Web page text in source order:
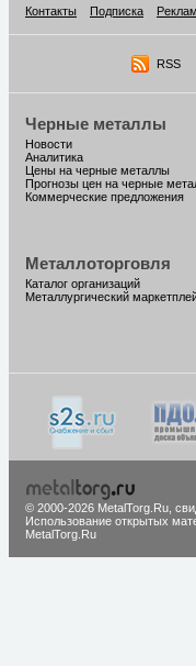
Контакты
Подписка
RSS
Черные металлы
Новости
Аналитика
Цены на черные металлы
Прогнозы цен на черные
Коммерческие предложения
Металлоторговля
Каталог организаций
Металлургический
© 2000-2026 MetalTorg.Ru,
Использование открытых
MetalTorg.Ru